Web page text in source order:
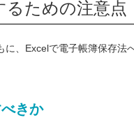
るための注意点
、Excelで電子帳簿保存法
きか